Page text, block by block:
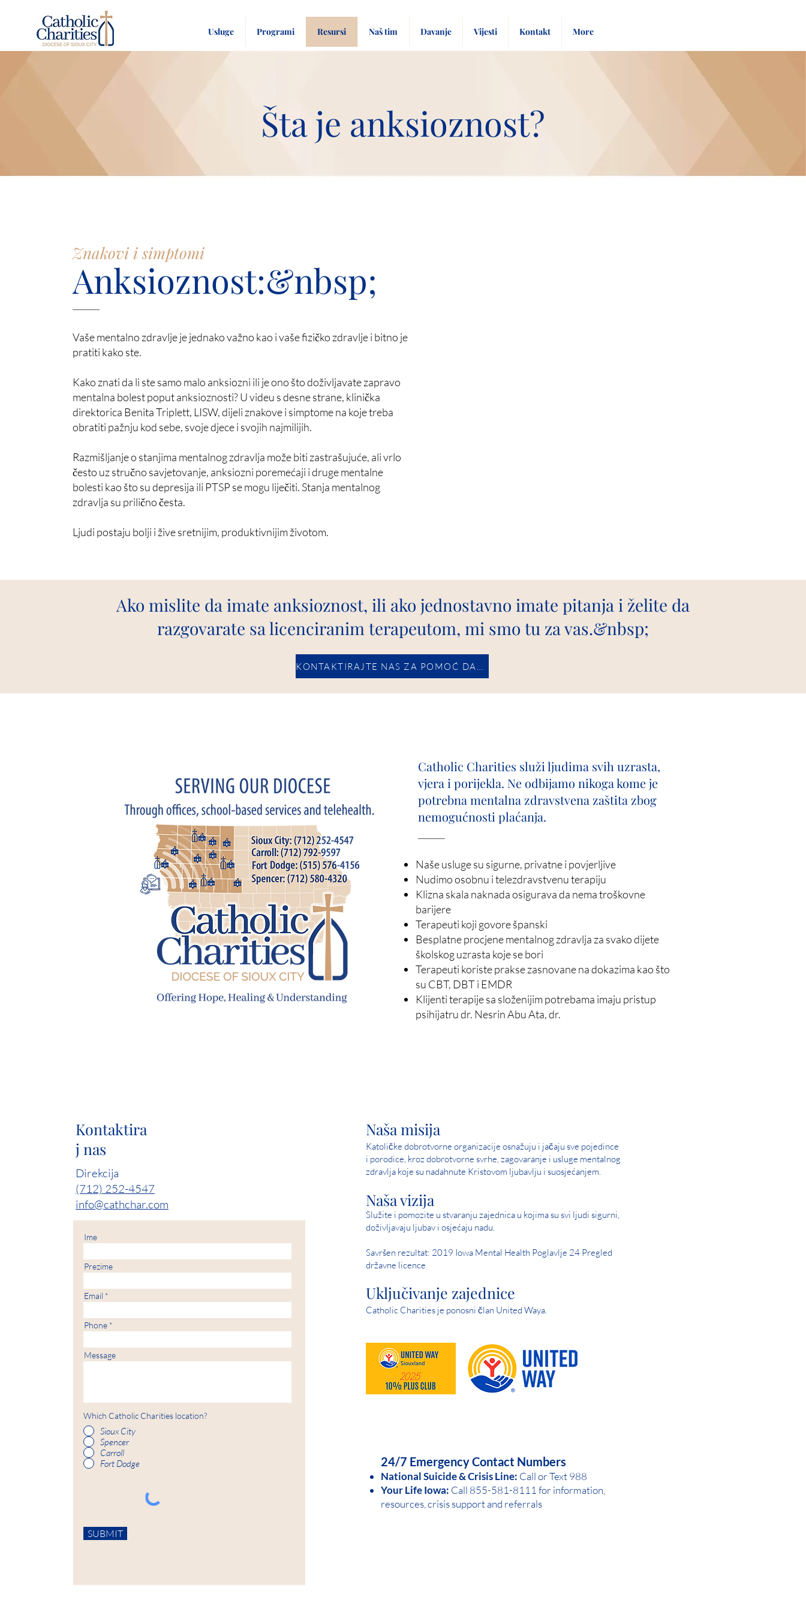
Usluge Programi Resursi Naš tim Davanje Vijesti Kontakt More
Šta je anksioznost?
Znakovi i simptomi
Anksioznost:&nbsp;
Vaše mentalno zdravlje je jednako važno kao i vaše fizičko zdravlje i bitno je
pratiti kako ste.
Kako znati da li ste samo malo anksiozni ili je ono što doživljavate zapravo
mentalna bolest poput anksioznosti? U videu s desne strane, klinička
direktorica Benita Triplett, LISW, dijeli znakove i simptome na koje treba
obratiti pažnju kod sebe, svoje djece i svojih najmilijih.
Razmišljanje o stanjima mentalnog zdravlja može biti zastrašujuće, ali vrlo
često uz stručno savjetovanje, anksiozni poremećaji i druge mentalne
bolesti kao što su depresija ili PTSP se mogu liječiti. Stanja mentalnog
zdravlja su prilično česta.
Ljudi postaju bolji i žive sretnijim, produktivnijim životom.
Ako mislite da imate anksioznost, ili ako jednostavno imate pitanja i želite da
razgovarate sa licenciranim terapeutom, mi smo tu za vas.&nbsp;
Catholic Charities služi ljudima svih uzrasta,
vjera i porijekla. Ne odbijamo nikoga kome je
potrebna mentalna zdravstvena zaštita zbog
nemogućnosti plaćanja.
Naše usluge su sigurne, privatne i povjerljive
Nudimo osobnu i telezdravstvenu terapiju
Klizna skala naknada osigurava da nema troškovne
barijere
Terapeuti koji govore španski
Besplatne procjene mentalnog zdravlja za svako dijete
školskog uzrasta koje se bori
Terapeuti koriste prakse zasnovane na dokazima kao što
su CBT, DBT i EMDR
Klijenti terapije sa složenijim potrebama imaju pristup
psihijatru dr. Nesrin Abu Ata, dr.
Kontaktira
j nas
Direkcija
(712) 252-4547
info@cathchar.com
Ime
Prezime
Email
Phone
Message
Which Catholic Charities location?
Sioux City
Spencer
Carroll
Fort Dodge
SUBMIT
Katoličke dobrotvorne organizacije osnažuju i jačaju sve pojedince
i porodice, kroz dobrotvorne svrhe, zagovaranje i usluge mentalnog
zdravlja koje su nadahnute Kristovom ljubavlju i suosjećanjem.
Naša misija
Naša vizija
Služite i pomozite u stvaranju zajednica u kojima su svi ljudi sigurni,
doživljavaju ljubav i osjećaju nadu.
Savršen rezultat: 2019 Iowa Mental Health Poglavlje 24 Pregled
državne licence
Uključivanje zajednice
Catholic Charities je ponosni član United Waya.
24/7 Emergency Contact Numbers
National Suicide &Crisis Line: Call or Text 988
Your Life Iowa: Call 855-581-81 11 for information,
resources, crisis support and referrals